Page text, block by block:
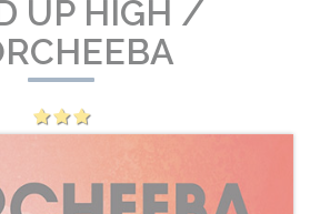
UP HIGH /